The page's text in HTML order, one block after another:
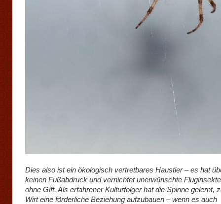
Dies also ist ein ökologisch vertretbares Haustier – es hat
keinen Fußabdruck und vernichtet unerwünschte
ohne Gift. Als erfahrener Kulturfolger hat die Spinne gelernt,
Wirt eine förderliche Beziehung aufzubauen – wenn es auch